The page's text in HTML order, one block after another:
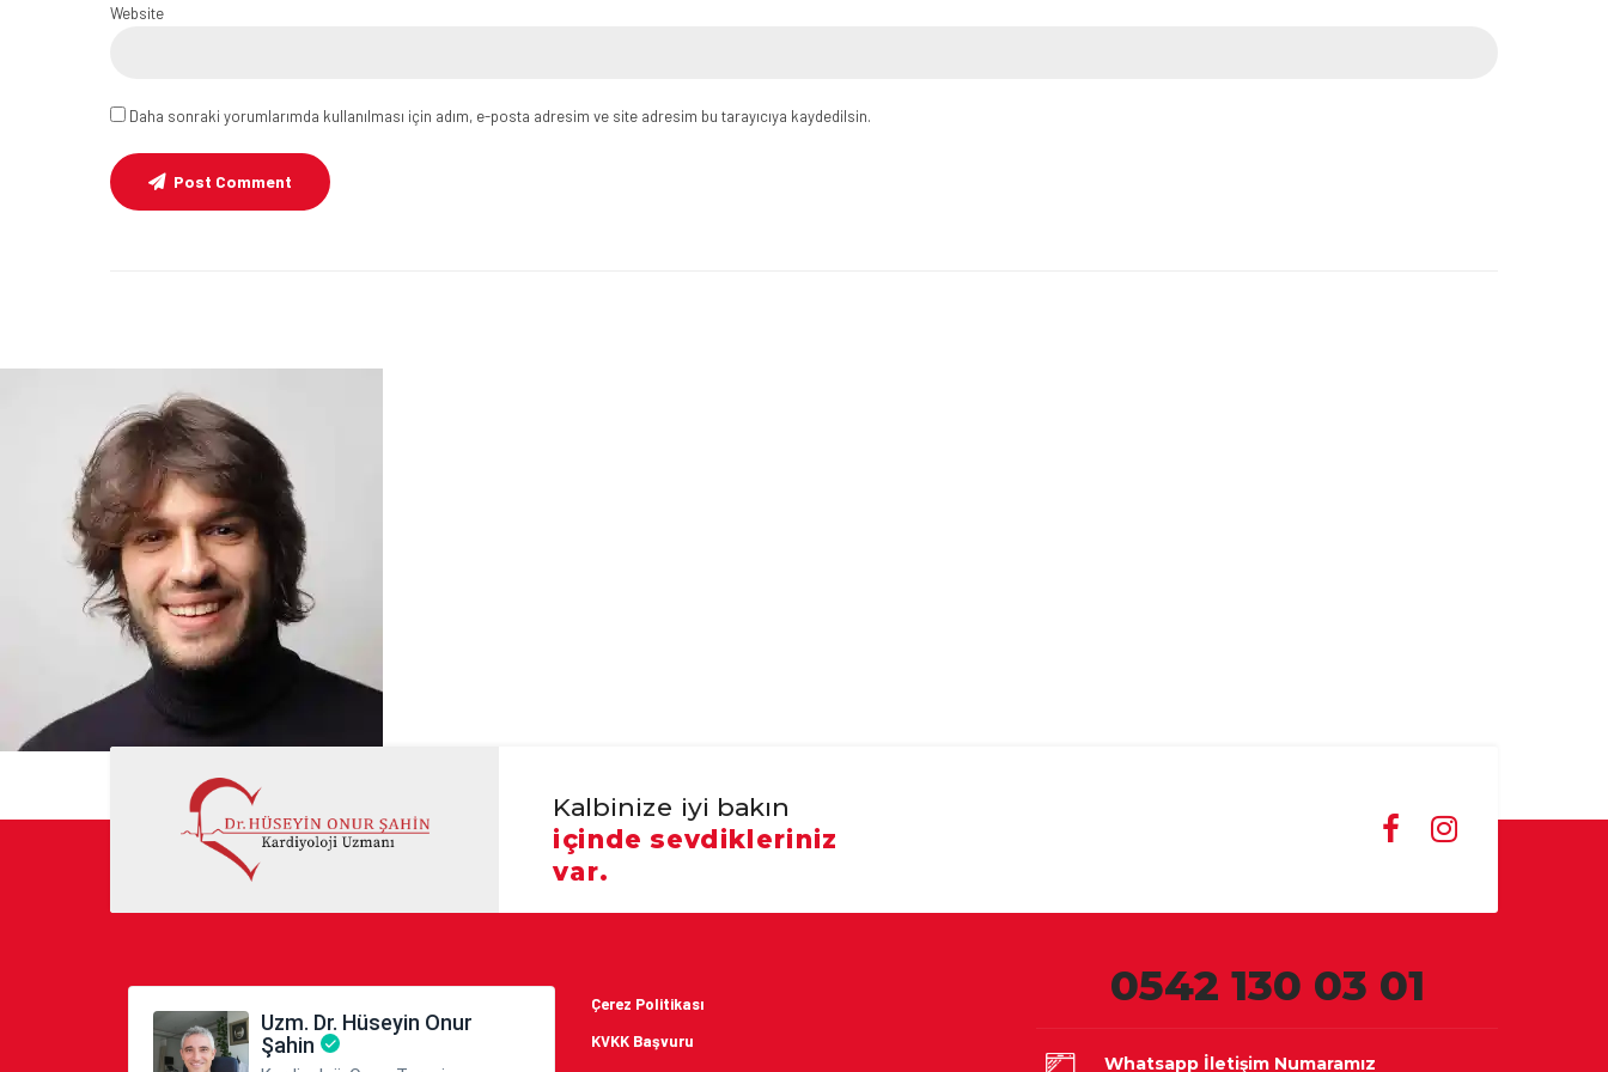
Website
Daha sonraki yorumlarımda kullanılması için adım, e-posta adresim ve site adresim bu tarayıcıya kaydedilsin.
Post Comment
Kalbinize iyi bakın
içinde sevdikleriniz
var.
Çerez Politikası
KVKK Başvuru
0542 130 03 01
Whatsapp İletişim Numaramız